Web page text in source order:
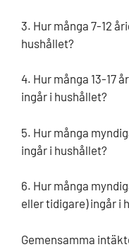
3. Hur många 7-12
hushållet?
4. Hur många 13-17
ingår i hushållet?
5. Hur många
ingår i hushållet?
6. Hur många
eller tidigare) ingår i
Gemensamma